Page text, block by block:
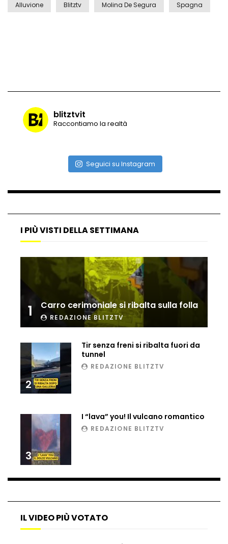
Vulcano di ghiaccio a New York #neve
Ammiocuggino con la ruspa… finisce
Atterraggio di emergenza tra le auto:
attimi di paura
Incidente aereo a Mogadiscio, aereo
perde il controllo
Ucraina, ecco come gli F16 intercettano
Tir bloccato sul passaggio a livello:
treno lo distrugge
Parco divertimenti, attrazione cede
all’improvviso
Auto fuori controllo in Guatemala,
rompighiaccio a Mosca
Alluvione Blitztv Molina De Segura Spagna
blitztvit
Raccontiamo la realtà
Seguici su Instagram
I PIÙ VISTI DELLA SETTIMANA
1 Carro cerimoniale si ribalta sulla folla
REDAZIONE BLITZTV
2
Tir senza freni si ribalta fuori da
tunnel
REDAZIONE BLITZTV
3
I “lava” you! Il vulcano romantico
REDAZIONE BLITZTV
IL VIDEO PIÙ VOTATO